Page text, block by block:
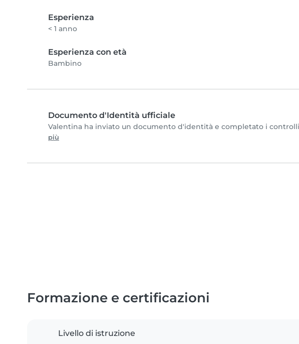
Esperienza
< 1 anno
Esperienza con età
Bambino
Documento d'Identità ufficiale
Valentina ha inviato un documento d'identità e completato i
più
Formazione e certificazioni
Livello di istruzione